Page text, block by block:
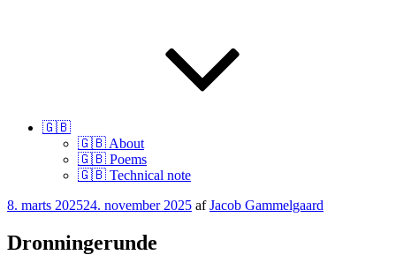
🇬🇧
🇬🇧 About
🇬🇧 Poems
🇬🇧 Technical note
Udgivet
8. marts 202524. november 2025 afJacob Gammelgaard
Dronningerunde